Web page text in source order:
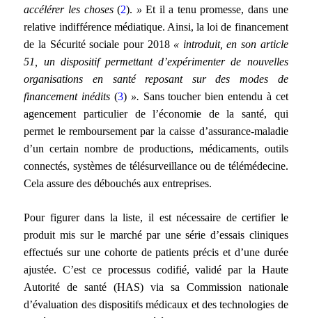
accélérer les choses(2). »Et il a tenu promesse, dans une
relative indifférence médiatique. Ainsi, la loi de financement
de la Sécurité sociale pour 2018 « introduit, en son article
51, un dispositif permettant d’expérimenter de nouvelles
organisations en santé reposant sur des modes de
financement inédits(3) ». Sans toucher bien entendu à cet
agencement particulier de l’économie de la santé, qui
permet le remboursement par la caisse d’assurance-maladie
d’un certain nombre de productions, médicaments, outils
connectés, systèmes de télésurveillance ou de télémédecine.
Cela assure des débouchés aux entreprises.
Pour figurer dans la liste, il est nécessaire de certifier le
produit mis sur le marché par une série d’essais cliniques
effectués sur une cohorte de patients précis et d’une durée
ajustée. C’est ce processus codifié, validé par la Haute
Autorité de santé (HAS) via sa Commission nationale
d’évaluation des dispositifs médicaux et des technologies de